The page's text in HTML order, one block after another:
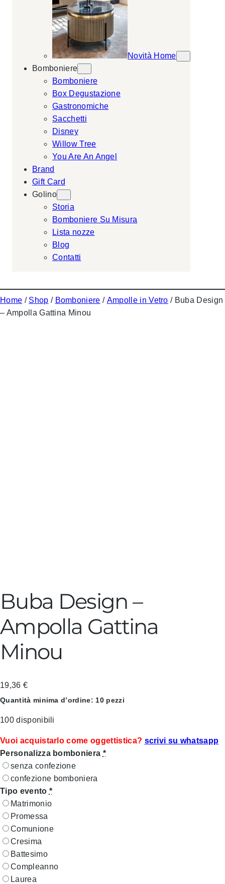
Novità Home
Bomboniere
Bomboniere
Box Degustazione
Gastronomiche
Sacchetti
Disney
Willow Tree
You Are An Angel
Brand
Gift Card
Golino
Storia
Bomboniere Su Misura
Lista nozze
Blog
Contatti
Home / Shop / Bomboniere / Ampolle in Vetro / Buba Design
– Ampolla Gattina Minou
Buba Design –
Ampolla Gattina
Minou
19,36 €
Quantità minima d’ordine: 10 pezzi
100 disponibili
Vuoi acquistarlo come oggettistica? scrivi su whatsapp
Personalizza bomboniera *
senza confezione
confezione bomboniera
Tipo evento *
Matrimonio
Promessa
Comunione
Cresima
Battesimo
Compleanno
Laurea